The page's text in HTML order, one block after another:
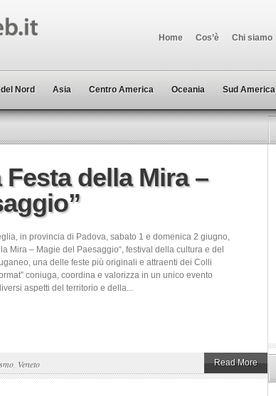
Home Cos’è Chi siamo
Nord Asia Centro America Oceania Sud America
della Mira –
in provincia di Padova, sabato 1 e domenica 2 giugno,
Mira – Magie del Paesaggio“, festival della cultura e del
una delle feste più originali e attraenti dei Colli
coniuga, coordina e valorizza in un unico evento
aspetti del territorio e della...
Veneto Read More